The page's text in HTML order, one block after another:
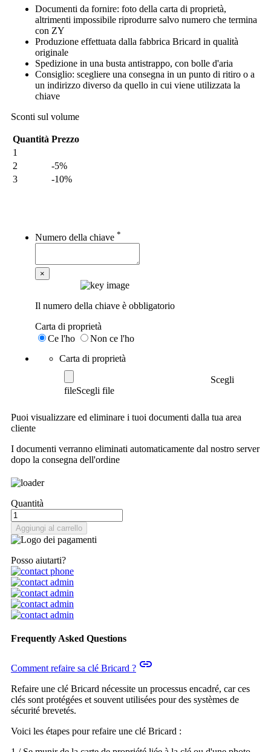
Documenti da fornire: foto della carta di proprietà,
altrimenti impossibile riprodurre salvo numero che termina
con ZY
Produzione effettuata dalla fabbrica Bricard in qualità
originale
Spedizione in una busta antistrappo, con bolle d'aria
Consiglio: scegliere una consegna in un punto di ritiro o a
un indirizzo diverso da quello in cui viene utilizzata la
chiave
Sconti sul volume
Quantità Prezzo
1
2
-5%
3
-10%
Numero della chiave *
×
Il numero della chiave è obbligatorio
Carta di proprietà
Ce l'ho
Non ce l'ho
Carta di proprietà
Scegli
file
Puoi visualizzare ed eliminare i tuoi documenti dalla tua area
cliente
I documenti verranno eliminati automaticamente dal nostro server
dopo la consegna dell'ordine
Quantità
Aggiungi al carrello
Posso aiutarti?
Frequently Asked Questions
Comment refaire sa clé Bricard ? insert_link
Refaire une clé Bricard nécessite un processus encadré, car ces
clés sont protégées et souvent utilisées pour des systèmes de
sécurité brevetés.
Voici les étapes pour refaire une clé Bricard :